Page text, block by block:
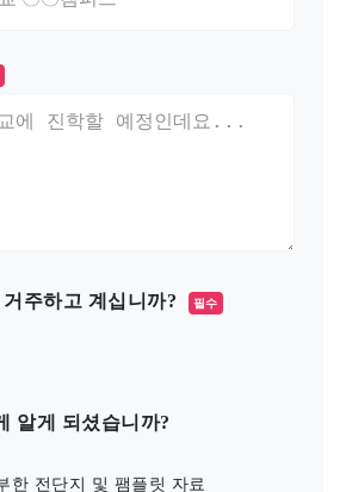
주하고 계십니까? 필수
알게 되셨습니까?
한 전단지 및 팸플릿 자료